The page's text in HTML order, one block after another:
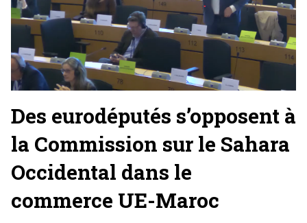
Des eurodéputés s’opposent à
la Commission sur le Sahara
Occidental dans le
commerce UE-Maroc